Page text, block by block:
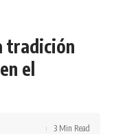
tradición
el
3 Min Read